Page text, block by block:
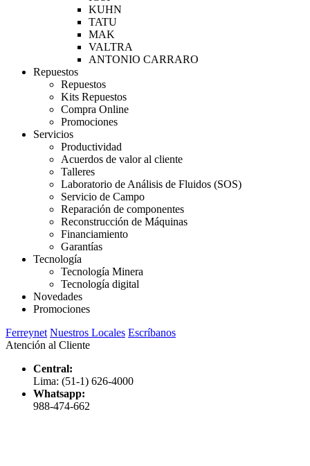
KUHN
TATU
MAK
VALTRA
ANTONIO CARRARO
Repuestos
Repuestos
Kits Repuestos
Compra Online
Promociones
Servicios
Productividad
Acuerdos de valor al cliente
Talleres
Laboratorio de Análisis de Fluidos (SOS)
Servicio de Campo
Reparación de componentes
Reconstrucción de Máquinas
Financiamiento
Garantías
Tecnología
Tecnología Minera
Tecnología digital
Novedades
Promociones
Ferreynet Nuestros Locales Escríbanos
Atención al Cliente
Central:
Lima: (51-1) 626-4000
Whatsapp:
988-474-662